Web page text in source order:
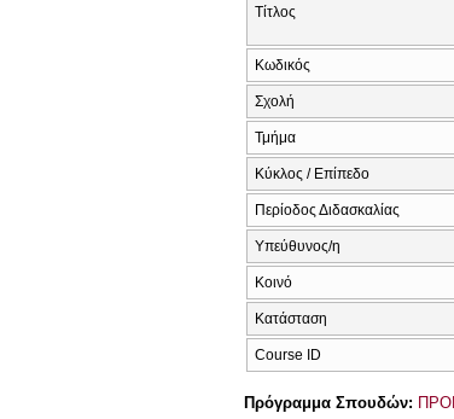
Τίτλος
Κωδικός
Σχολή
Τμήμα
Κύκλος / Επίπεδο
Περίοδος Διδασκαλίας
Υπεύθυνος/η
Κοινό
Κατάσταση
Course ID
Πρόγραμμα Σπουδών: